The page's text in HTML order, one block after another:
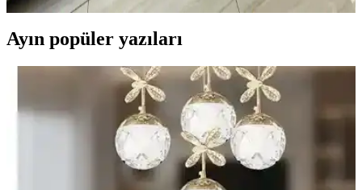
Ayın popüler yazıları